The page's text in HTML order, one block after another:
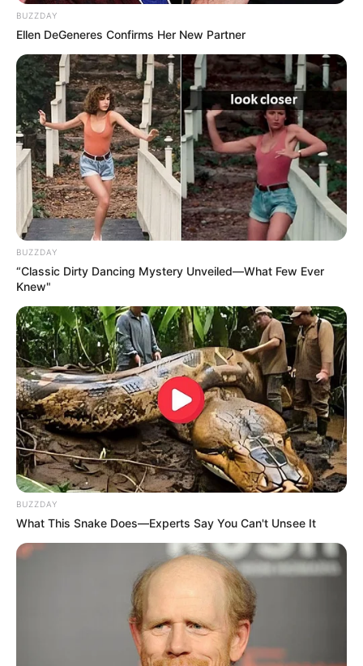
Nagy fordulat jöhet a magyar nyugdíjrendszerben:
Magyar Péter jelezte, a kormány szándéka az, hogy
a nők után a férfiak számára is elérhető legyen a 40
év munkaviszony utáni nyugdíjba vonulás
lehetősége. Ez a mondat sok tízezer férfinak adhat
reményt, különösen azoknak, akik évtizedek óta
fizikai munkából, műszakból, gyárból, építkezésből,
közlekedésből vagy más megterhelő munkából
BUZZDAY
Ellen DeGeneres Confirms Her New Partner
BUZZDAY
“Classic Dirty Dancing Mystery Unveiled—What Few Ever
Knew"
BUZZDAY
What This Snake Does—Experts Say You Can't Unsee It